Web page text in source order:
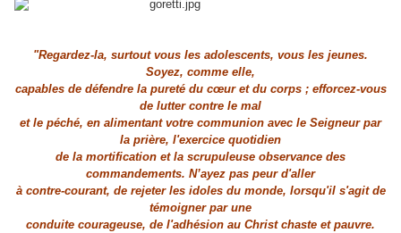
"Regardez-la, surtout vous les adolescents, vous les jeunes.
Soyez, comme elle,
capables de défendre la pureté du cœur et du corps ; efforcez-vous
de lutter contre le mal
et le péché, en alimentant votre communion avec le Seigneur par
la prière, l'exercice quotidien
de la mortification et la scrupuleuse observance des
commandements. N’ayez pas peur d'aller
à contre-courant, de rejeter les idoles du monde, lorsqu'il s'agit de
témoigner par une
conduite courageuse, de l'adhésion au Christ chaste et pauvre.